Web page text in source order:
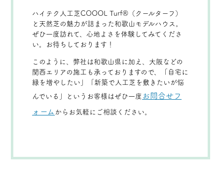
ハイテク人工芝COOOL Turf®（クールターフ）
と天然芝の魅力が詰まった和歌山モデルハウス。
ぜひ一度訪れて、心地よさを体験してみてくださ
い。お待ちしております！
このように、弊社は和歌山県に加え、大阪などの
関西エリアの施工も承っておりますので、「自宅に
緑を増やしたい」「新築で人工芝を敷きたいが悩
んでいる」というお客様はぜひ一度 お問合せフ
ォーム からお気軽にご相談ください。